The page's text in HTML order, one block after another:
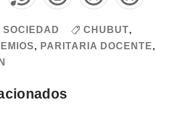
SOCIEDAD CHUBUT,
, PARITARIA DOCENTE,